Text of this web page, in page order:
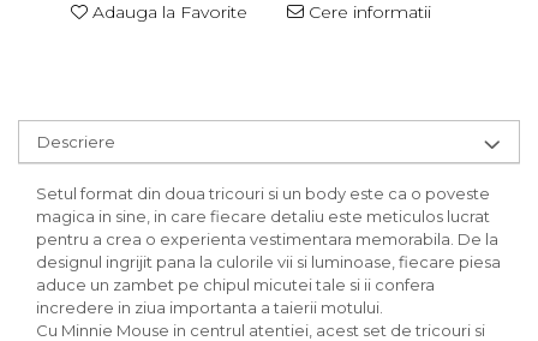
Adauga la Favorite Cere informatii
Descriere
Setul format din doua tricouri si un body este ca o poveste
magica in sine, in care fiecare detaliu este meticulos lucrat
pentru a crea o experienta vestimentara memorabila. De la
designul ingrijit pana la culorile vii si luminoase, fiecare piesa
aduce un zambet pe chipul micutei tale si ii confera
incredere in ziua importanta a taierii motului.
Cu Minnie Mouse in centrul atentiei, acest set de tricouri si